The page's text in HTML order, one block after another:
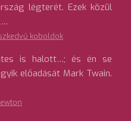
légterét. Ezek közül
koboldok
is halott…; és én se
előadását Mark Twain.